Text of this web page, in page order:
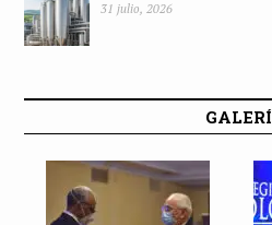
31 julio, 2026